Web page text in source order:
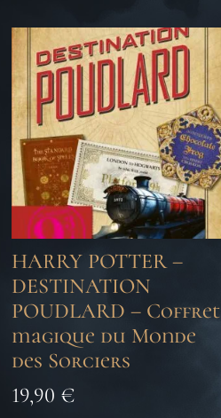
HARRY POTTER –
DESTINATION
POUDLARD – Coffret
magique du Monde
des Sorciers
19,90 €